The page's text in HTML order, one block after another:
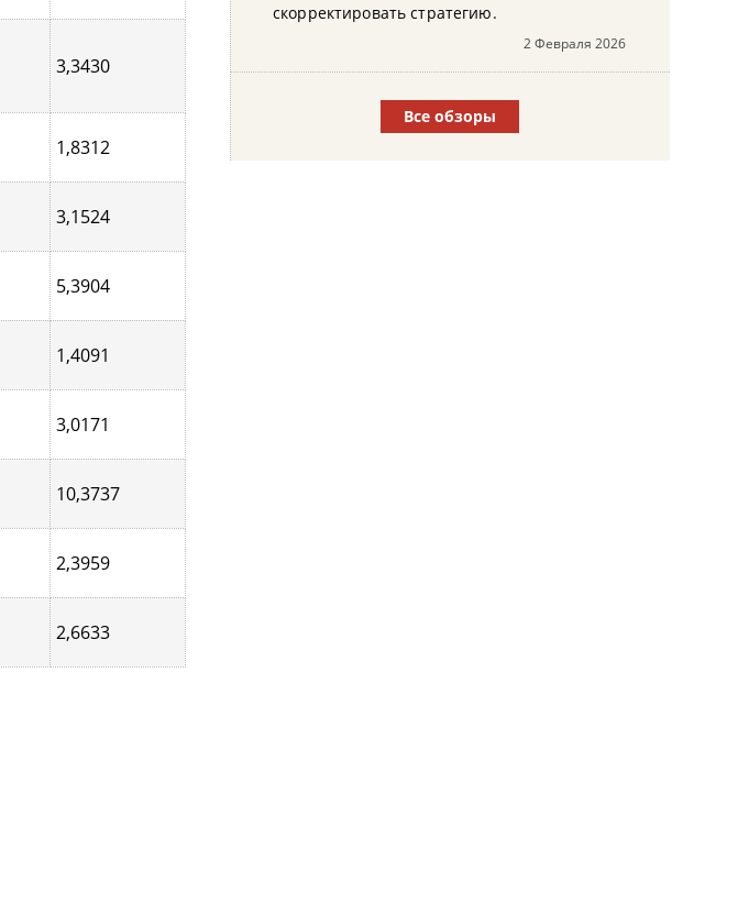
3,3430
1,8312
3,1524
5,3904
1,4091
3,0171
10,3737
2,3959
2,6633
скорректировать стратегию.
2 Февраля 2026
Все обзоры